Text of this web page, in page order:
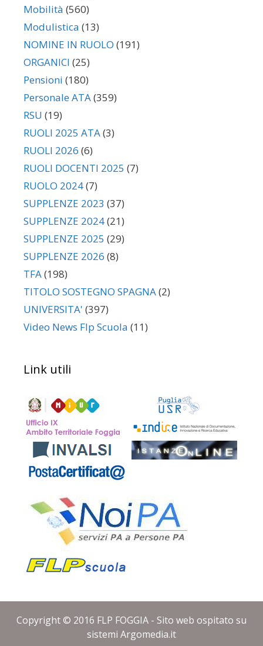
Mobilità (560)
Modulistica (13)
NOMINE IN RUOLO (191)
ORGANICI (25)
Pensioni (180)
Personale ATA(359)
RSU (19)
RUOLI 2025 ATA(3)
RUOLI 2026 (6)
RUOLI DOCENTI 2025 (7)
RUOLO 2024(7)
SUPPLENZE 2023 (37)
SUPPLENZE 2024(21)
SUPPLENZE 2025 (29)
SUPPLENZE 2026 (8)
TFA(198)
TITOLO SOSTEGNO SPAGNA(2)
UNIVERSITA' (397)
Video News Flp Scuola (11)
Link utili
Copyright © 2016 FLP FOGGIA - Sito web ospitato su
sistemi Argomedia.it